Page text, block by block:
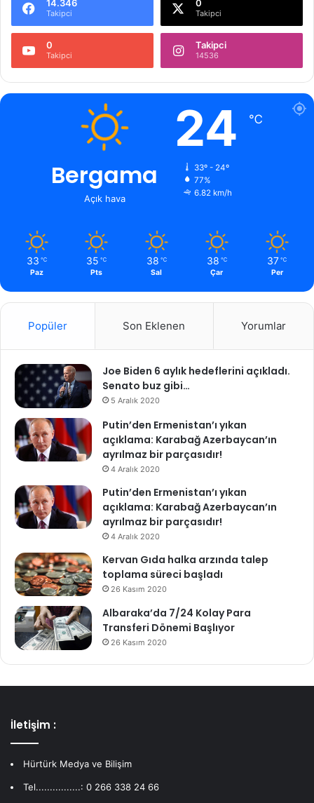
14.346
Takipci
0
Takipci
0
Takipci
Takipci
14536
Bergama
Açık hava
24 ℃
33º - 24º
77%
6.82 km/h
33 ℃
Paz
35 ℃
Pts
38 ℃
Sal
38 ℃
Çar
37 ℃
Per
Popüler Son Eklenen Yorumlar
Joe Biden 6 aylık hedeflerini açıkladı.
Senato buz gibi…
5 Aralık 2020
Putin’den Ermenistan’ı yıkan
açıklama: Karabağ Azerbaycan’ın
ayrılmaz bir parçasıdır!
4 Aralık 2020
Putin’den Ermenistan’ı yıkan
açıklama: Karabağ Azerbaycan’ın
ayrılmaz bir parçasıdır!
4 Aralık 2020
Kervan Gıda halka arzında talep
toplama süreci başladı
26 Kasım 2020
Albaraka’da 7/24 Kolay Para
Transferi Dönemi Başlıyor
26 Kasım 2020
İletişim :
Hürtürk Medya ve Bilişim
Tel................: 0 266 338 24 66